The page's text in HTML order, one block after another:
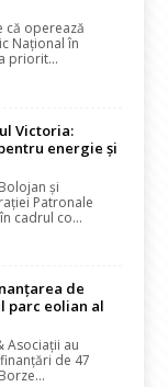
că operează
Național în
priorit...
Victoria:
energie și
și
Patronale
cadrul co...
de
parc eolian al
Asociații au
de 47